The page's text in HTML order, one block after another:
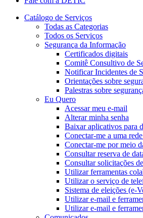
Catálogo de Serviços
Todas as Categorias
Todos os Serviços
Segurança da Informação
Certificados digitais
Comitê Consultivo de
Notificar Incidentes de
Orientações sobre
Palestras sobre
Eu Quero
Acessar meu e-mail
Alterar minha senha
Baixar aplicativos para
Conectar-me a uma
Conectar-me por meio
Consultar reserva de
Consultar solicitações
Utilizar ferramentas
Utilizar o serviço de
Sistema de eleições (e-
Utilizar e-mail e
Utilizar e-mail e